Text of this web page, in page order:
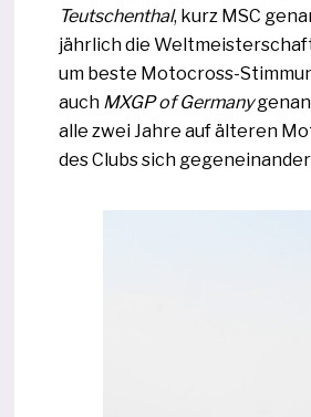
Teutschenthal, kurz MSC
jähr­lich die
um bes­te Motocross-
auch MXGP of Germany
alle zwei Jahre auf älte­ren
des Clubs sich